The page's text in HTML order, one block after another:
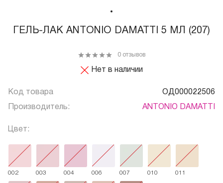
ГЕЛЬ-ЛАК ANTONIO DAMATTI 5 МЛ (207)
Нет в наличии
0 отзывов
Код товара ОД000022506
Производитель: ANTONIO DAMATTI
Цвет:
002 003 004 006 007 010 011